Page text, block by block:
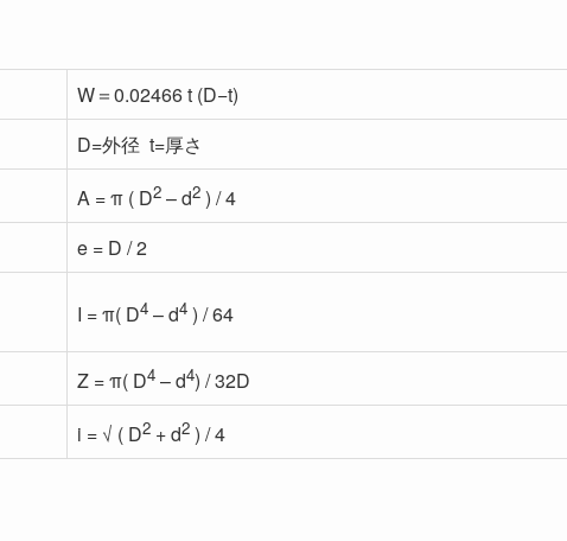
W＝0.02466 t (D−t)
D=外径 t=厚さ
A = π ( D2 – d2 ) / 4
e = D / 2
I = π( D4 – d4 ) / 64
Z = π( D4 – d4) / 32D
i = √ ( D2 + d2 ) / 4